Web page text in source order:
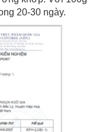
20-30 ngày.